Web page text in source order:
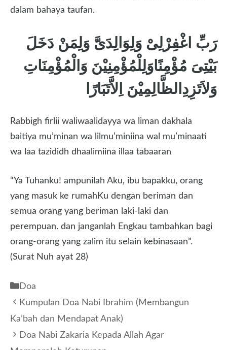
dalam bahaya taufan.
رَبِّ اغْفِرْلِىْ وَلِوَالِدَىَّ وَلِمَنْ دَخَلَ
بَيْتِىَ مُؤْمِنًاوَلِلْمُؤْمِنِيْنَ وَالْمُؤْمِنَاتِ
وَلاَتَزِدِالظَّالِمِيْنَ اِلاَّتَبَارًا
Rabbigh firlii waliwaalidayya wa liman dakhala
baitiya mu’minan wa lilmu’miniina wal mu’minaati
wa laa tazididh dhaalimiina illaa tabaaran
“Ya Tuhanku! ampunilah Aku, ibu bapakku, orang
yang masuk ke rumahKu dengan beriman dan
semua orang yang beriman laki-laki dan
perempuan. dan janganlah Engkau tambahkan bagi
orang-orang yang zalim itu selain kebinasaan”.
(Surat Nuh ayat 28)
Kategori
Doa
Kumpulan Doa Nabi Ibrahim (Membangun
Ka’bah dan Mendapat Anak)
Doa Nabi Zakaria Kepada Allah Agar